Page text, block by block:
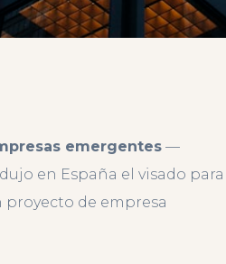
emergentes —
en España el visado para
de empresa